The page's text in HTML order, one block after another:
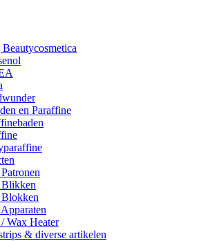
en Paraffine
Blikken
Wax Heater
& diverse artikelen